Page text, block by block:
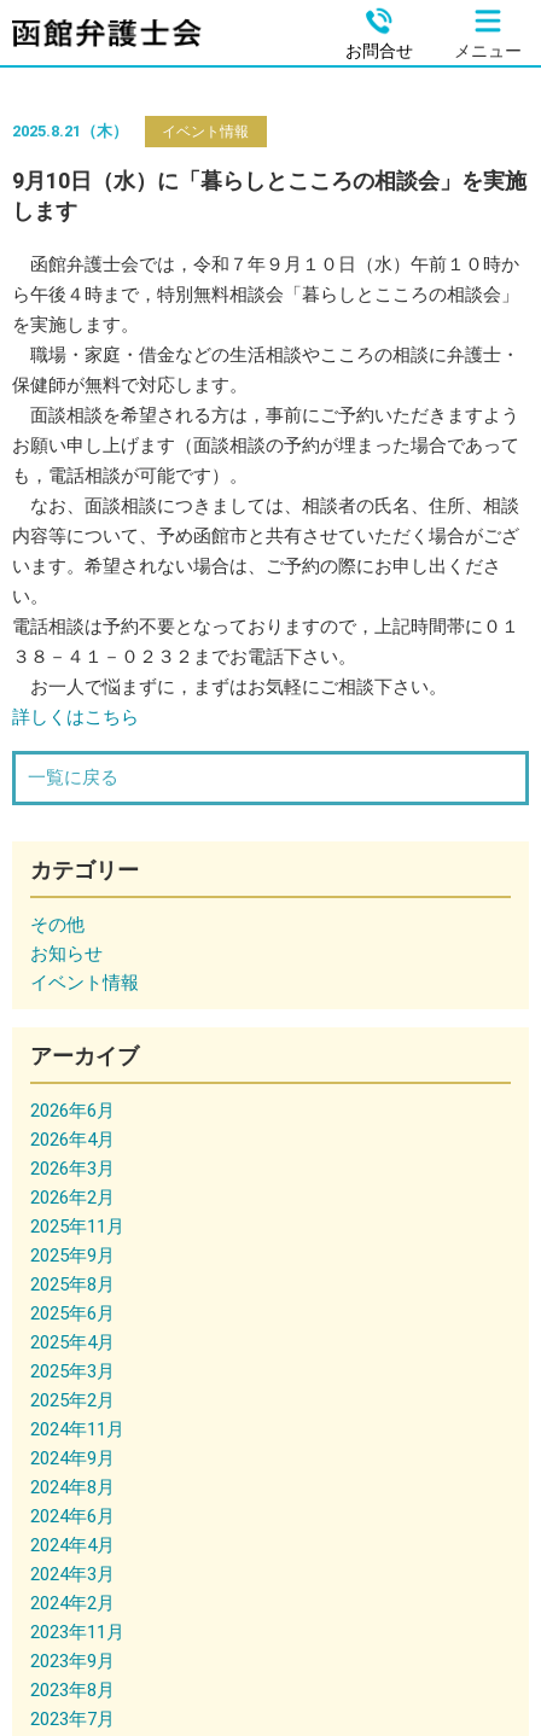
お問合せ メニュー
2025.8.21（木） イベント情報
9月10日（水）に「暮らしとこころの相談会」を実施
します
函館弁護士会では，令和７年９月１０日（水）午前１０時か
ら午後４時まで，特別無料相談会「暮らしとこころの相談会」
を実施します。
職場・家庭・借金などの生活相談やこころの相談に弁護士・
保健師が無料で対応します。
面談相談を希望される方は，事前にご予約いただきますよう
お願い申し上げます（面談相談の予約が埋まった場合であって
も，電話相談が可能です）。
なお、面談相談につきましては、相談者の氏名、住所、相談
内容等について、予め函館市と共有させていただく場合がござ
います。希望されない場合は、ご予約の際にお申し出くださ
い。
電話相談は予約不要となっておりますので，上記時間帯に０１
３８－４１－０２３２までお電話下さい。
お一人で悩まずに，まずはお気軽にご相談下さい。
詳しくはこちら
一覧に戻る
カテゴリー
その他
お知らせ
イベント情報
アーカイブ
2026年6月
2026年4月
2026年3月
2026年2月
2025年11月
2025年9月
2025年8月
2025年6月
2025年4月
2025年3月
2025年2月
2024年11月
2024年9月
2024年8月
2024年6月
2024年4月
2024年3月
2024年2月
2023年11月
2023年9月
2023年8月
2023年7月